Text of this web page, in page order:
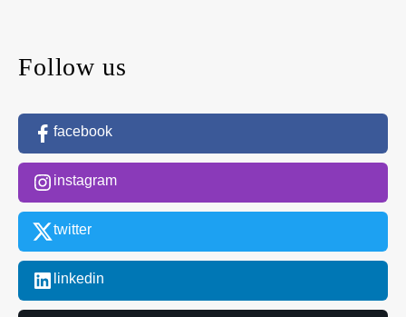
Follow us
facebook
instagram
twitter
linkedin